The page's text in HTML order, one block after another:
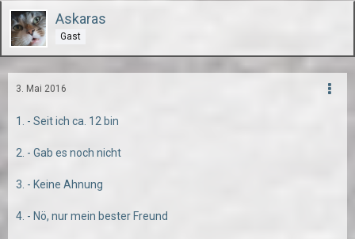
Askaras
Gast
3. Mai 2016
1. - Seit ich ca. 12 bin
2. - Gab es noch nicht
3. - Keine Ahnung
4. - Nö, nur mein bester Freund